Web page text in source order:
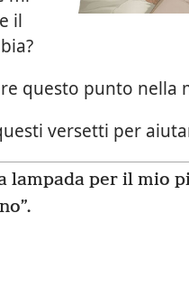
il
questo punto nella
versetti per
lampada per il mio